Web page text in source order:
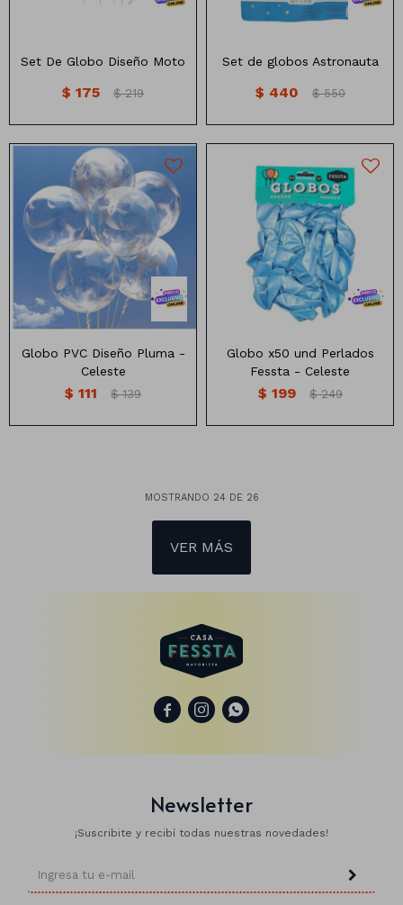
Set De Globo Diseño Moto
$ 175 $ 219
25 GLOBOS LARGOS
Set de globos Astronauta
$ 440 $ 550
Globo de pvc con estampa
de plumas en diferentes
colores
Globo PVC Diseño Pluma -
Celeste
$ 111 $ 139
Globo x50 und Perlados
Fessta - Celeste
$ 199 $ 249
MOSTRANDO 24 DE 26
VER MÁS
  
Newsletter
¡Suscribite y recibí todas nuestras novedades!